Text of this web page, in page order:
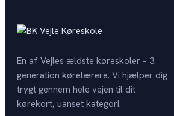
Arabisk køreskole
Driving License English
Generhverv
Trailer
Prisliste
English-prices
Digital Lægeattest
En af Vejles ældste køreskoler – 3.
generation kørelærere. Vi hjælper dig
trygt gennem hele vejen til dit
kørekort, uanset kategori.